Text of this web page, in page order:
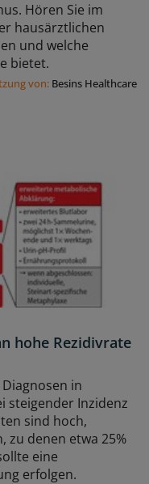
Hören Sie im
hausärztlichen
und welche
bietet.
von: Besins Healthcare
hohe Rezidivrate
in
steigender Inzidenz
sind hoch,
zu denen etwa 25%
eine
erfolgen.